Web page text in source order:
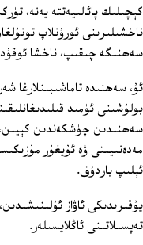
كېچىلىك پائالىيەتتە يەنە،
ناخشىلىرىنى ئورۇنلاپ
سەھنىگە چىقىپ، ناخشا
ئۇ، سەھنىدە تاماشىبىنلارغا
بولۇشىنى ئۈمىد
سەھنىدىن چۈشكەندىن
مەدەنىيىتى ۋە ئۇيغۇر
ئېلىپ باردۇق.
يۇقىرىدىكى ئاۋاز
تەپسىلاتىنى ئاڭلايسىلەر.